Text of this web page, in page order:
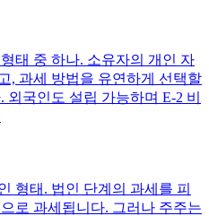
태 중 하나. 소유자의 개인 자
, 과세 방법을 유연하게 선택할
국인도 설립 가능하며 E-2 비
형태. 법인 단계의 과세를 피
로 과세됩니다. 그러나 주주는